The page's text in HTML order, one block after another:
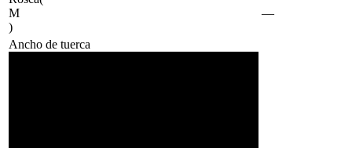
M
)
—
Ancho de tuerca